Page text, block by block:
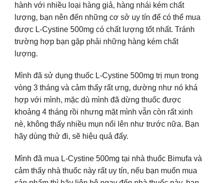
hành với nhiều loại hàng giả, hàng nhái kém chất
lượng, bạn nên đến những cơ sở uy tín để có thể mua
được L-Cystine 500mg có chất lượng tốt nhất. Tránh
trường hợp bạn gặp phải những hàng kém chất
lượng.
Mình đã sử dụng thuốc L-Cystine 500mg trị mụn trong
vòng 3 tháng và cảm thấy rất ưng, dường như nó khá
hợp với mình, mặc dù mình đã dừng thuốc được
khoảng 4 tháng rồi nhưng mặt mình vẫn còn rất xinh
nè, không thấy nhiều mụn nổi lên như trước nữa. Bạn
hãy dùng thử đi, sẽ hiệu quả đấy.
Mình đã mua L-Cystine 500mg tại nhà thuốc Bimufa và
cảm thấy nhà thuốc này rất uy tín, nếu bạn muốn mua